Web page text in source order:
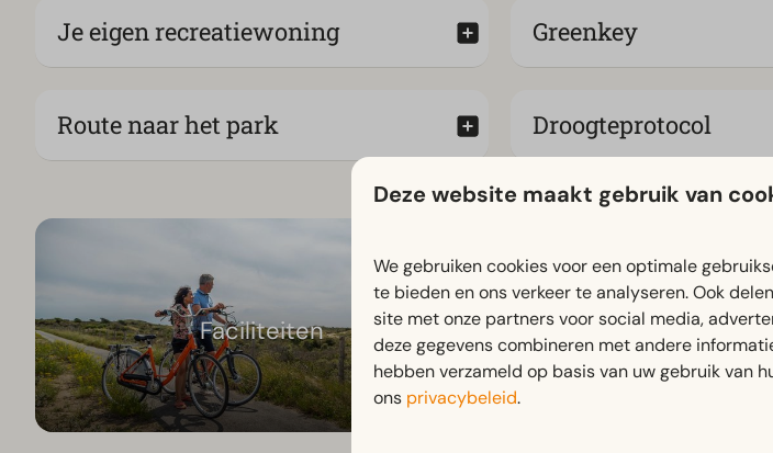
Je eigen recreatiewoning
Route naar het park
Greenkey
Droogteprotocol
Faciliteiten
Deze website maakt gebruik van
We gebruiken cookies voor een optimale
te bieden en ons verkeer te analyseren. Ook
site met onze partners voor social media,
deze gegevens combineren met andere
hebben verzameld op basis van uw gebruik van
ons privacybeleid.